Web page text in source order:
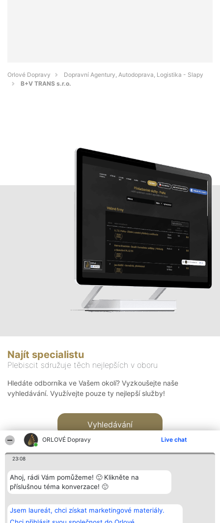
ORLOVÉ Dopravy Live chat
23:08
Ahoj, rádi Vám pomůžeme! 🙂 Klikněte na
příslušnou téma konverzace! 🙂
Jsem laureát, chci získat marketingové materiály.
Orlové Dopravy
Dopravní Agentury, Autodoprava, Logistika - Slapy
B+V TRANS s.r.o.
Najít specialistu
Plebiscit sdružuje těch nejlepších v oboru
Hledáte odborníka ve Vašem okolí? Vyzkoušejte naše
vyhledávání. Využívejte pouze ty nejlepší služby!
Vyhledávání
Bright Side Solutions sp. z o.
o. sp. k.
ul. Ruska 22
Vítězové
Seznam všech
laureátů
Kontakt